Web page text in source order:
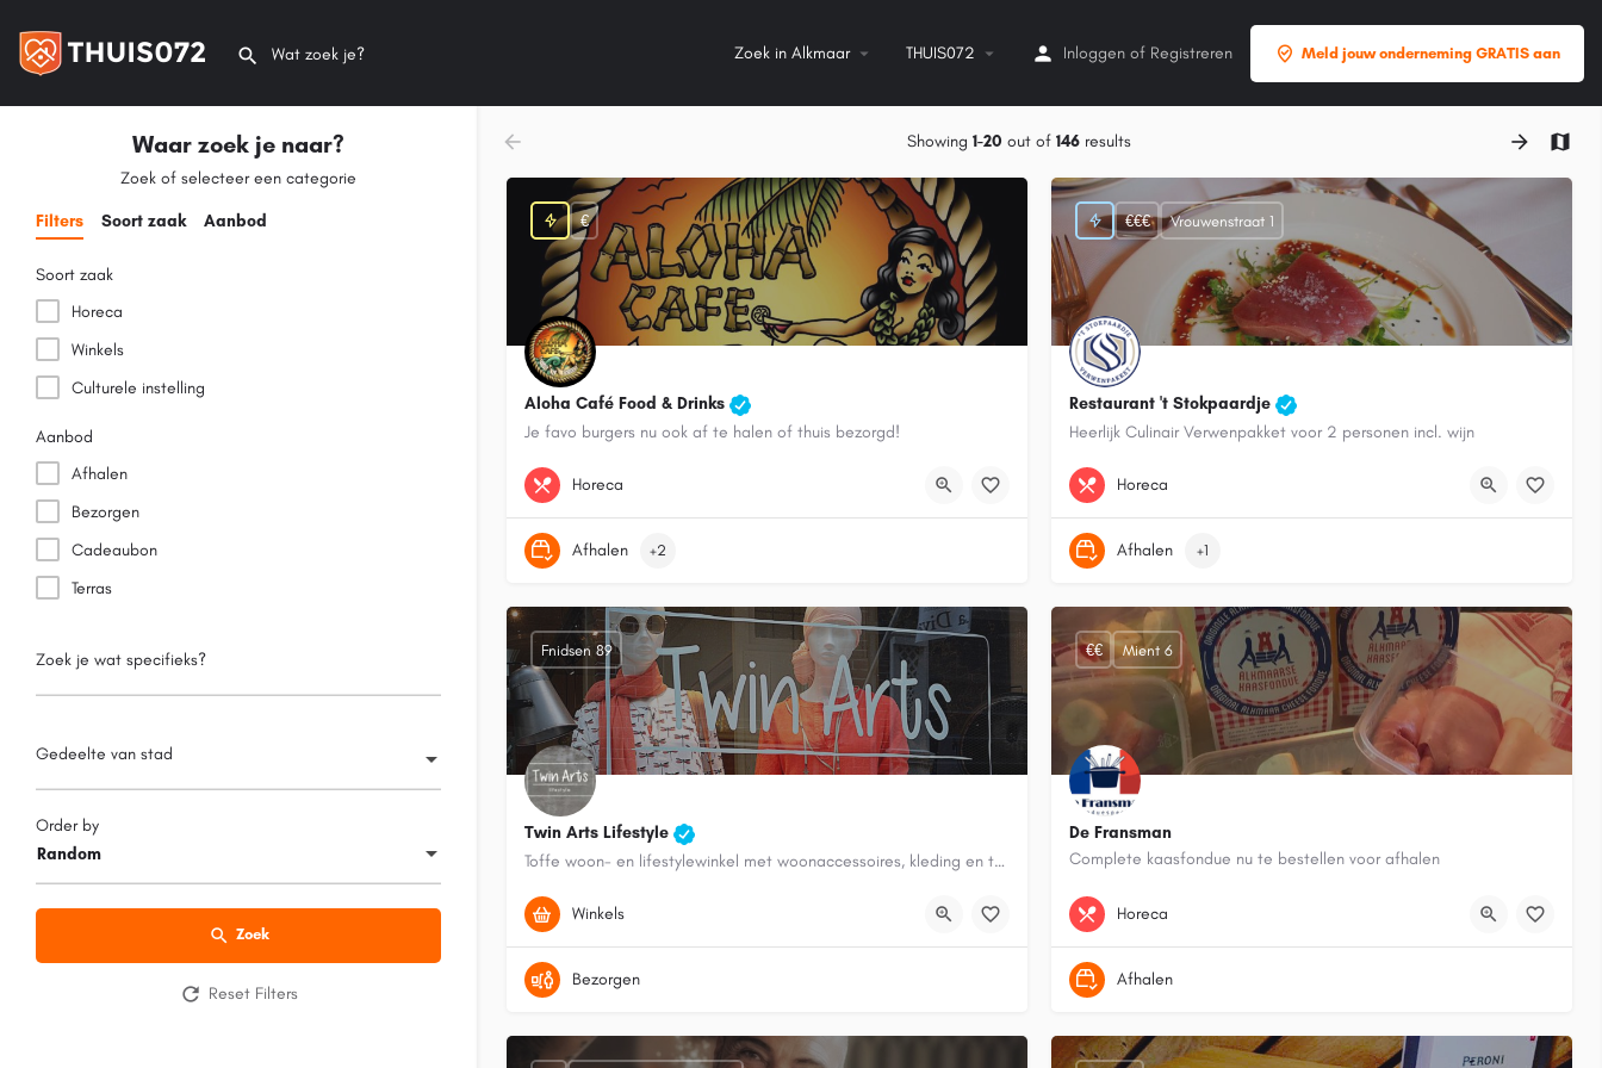
Zoek in Alkmaar THUIS072 Inloggen of Registreren Meld jouw onderneming GRATIS aan
Waar zoek je naar?
Zoek of selecteer een categorie
Filters Soort zaak Aanbod
Soort zaak
Horeca
Winkels
Culturele instelling
Aanbod
Afhalen
Bezorgen
Cadeaubon
Terras
Zoek je wat specifieks?
Gedeelte van stad
Random
Order by
Zoek
Reset Filters
Showing 1-20 out of 146results
Aloha Café Food & Drinks
Je favo burgers nu ook af te halen of thuis bezorgd!
072-5119638
€
Horeca
Afhalen +2
Restaurant 't Stokpaardje
Heerlijk Culinair Verwenpakket voor 2 personen incl. wijn
06 23 43 68 78
€€€ Vrouwenstraat 1
Horeca
Afhalen +1
Twin Arts Lifestyle
Toffe woon- en lifestylewinkel met woonaccessoires, kleding en tassen
0653634406
Fnidsen 89
Winkels
Bezorgen
De Fransman
Complete kaasfondue nu te bestellen voor afhalen
072 5125700
€€ Mient 6
Horeca
Afhalen